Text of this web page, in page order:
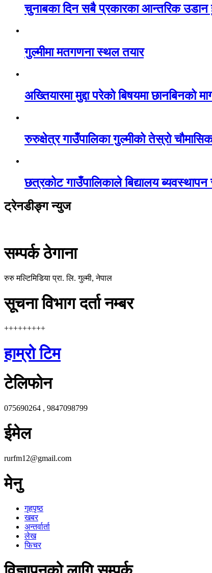
चुनाबका दिन सबै प्रकारका आन्तरिक उडान
गुल्मीमा मतगणना स्थल तयार
अख्तियारमा मुद्दा परेको बिषयमा छानबिनको
रुरुक्षेत्र गाउँपालिका गुल्मीको तेस्रो
छत्रकोट गाउँपालिकाले बिद्यालय
ट्रेनडीङ्ग न्युज
सम्पर्क ठेगाना
रुरु मल्टिमिडिया प्रा. लि. गुल्मी, नेपाल
सूचना विभाग दर्ता नम्बर
+++++++++
हाम्रो टिम
टेलिफोन
075690264 , 9847098799
ईमेल
rurfm12@gmail.com
मेनु
गृहपृष्ठ
खबर
अन्तर्वार्ता
लेख
फिचर